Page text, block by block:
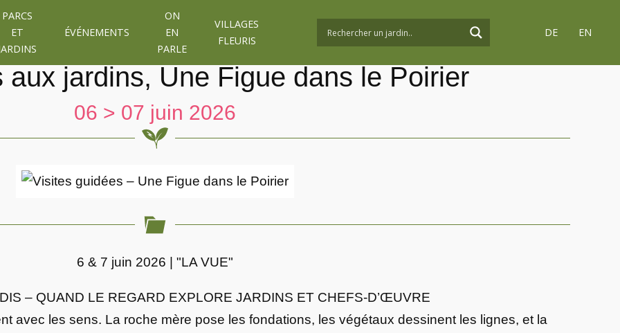
PARCS
ET
ÉVÉNEMENTS
ON
EN
PARLE
VILLAGES
FLEURIS
DE EN
aux jardins, Une Figue dans le Poirier
06 > 07 juin 2026
6 & 7 juin 2026 | "LA VUE"
– QUAND LE REGARD EXPLORE JARDINS ET CHEFS-D’ŒUVRE
avec les sens. La roche mère pose les fondations, les végétaux dessinent les lignes, et la